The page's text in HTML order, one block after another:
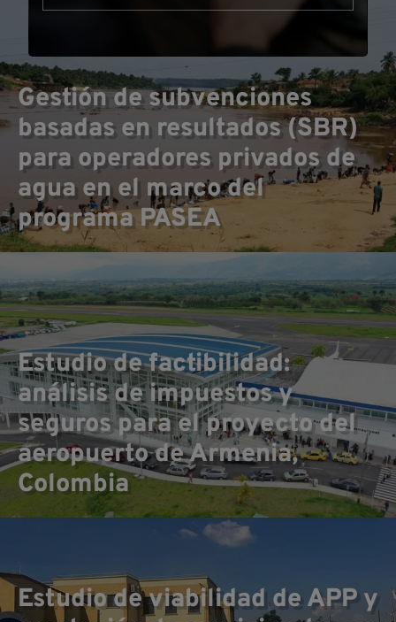
Gestión de subvenciones
basadas en resultados (SBR)
para operadores privados de
agua en el marco del
programa PASEA
Estudio de factibilidad:
análisis de impuestos y
seguros para el proyecto del
aeropuerto de Armenia,
Colombia
Estudio de viabilidad de APP y